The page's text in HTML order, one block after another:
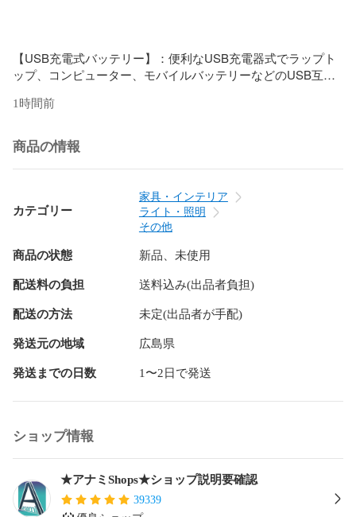
【USB充電式バッテリー】：便利なUSB充電器式でラップト
ップ、コンピューター、モバイルバッテリーなどのUSB互換
用できます。
【用途】：暗い場所、登山、ウォーキング、夜勤、夜釣り、
野外仕事、仕事、キャンプ、サイクリング、自転車に乗り、
地震、防災、他の災害などに適用します。
【防水】：IPX4レベルの防水、防塵性能を備えております。※
完全防水では有りませんので、水中でのご使用はお避けてく
ださい。
製品仕様：
製品重さ：約70G
製品サイズ：80 * 43 * 30mm
防水レベル：IPX4
1時間前
商品の情報
カテゴリー
家具・インテリア
ライト・照明
その他
商品の状態 新品、未使用
配送料の負担 送料込み(出品者負担)
配送の方法 未定(出品者が手配)
発送元の地域 広島県
発送までの日数 1〜2日で発送
ショップ情報
★アナミShops★ショップ説明要確認
39339